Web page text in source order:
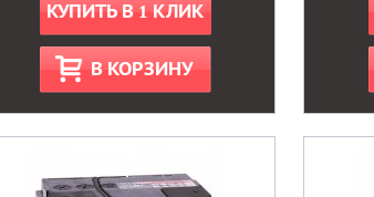
КУПИТЬ В 1 КЛИК
В КОРЗИНУ